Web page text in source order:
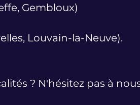
Gembloux)
Louvain-la-Neuve).
? N'hésitez pas à